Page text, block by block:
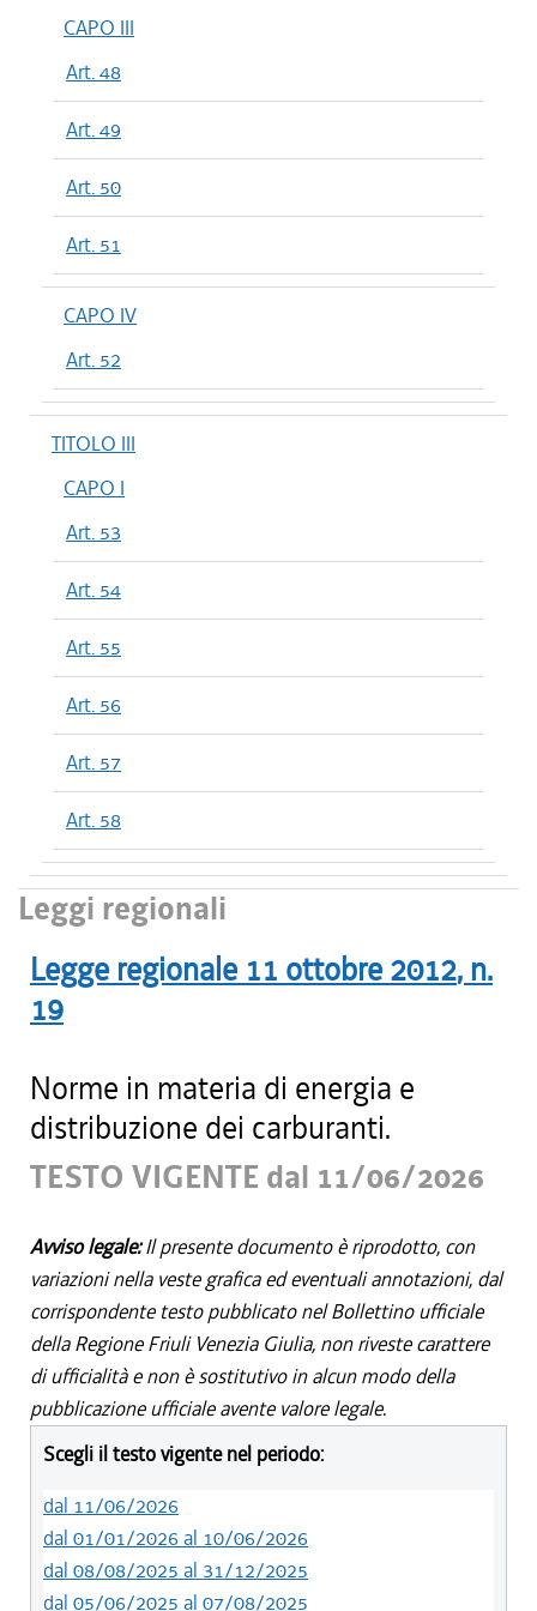
CAPO III
Art. 48
Art. 49
Art. 50
Art. 51
CAPO IV
Art. 52
TITOLO III
CAPO I
Art. 53
Art. 54
Art. 55
Art. 56
Art. 57
Art. 58
Leggi regionali
Legge regionale 11 ottobre 2012, n.
19
Norme in materia di energia e
distribuzione dei carburanti.
TESTO VIGENTE dal 11/06/2026
Avviso legale:Il presente documento è riprodotto, con
variazioni nella veste grafica ed eventuali annotazioni, dal
corrispondente testo pubblicato nel Bollettino ufficiale
della Regione Friuli Venezia Giulia, non riveste carattere
di ufficialità e non è sostitutivo in alcun modo della
pubblicazione ufficiale avente valore legale.
Scegli il testo vigente nel periodo:
dal 11/06/2026
dal 01/01/2026 al 10/06/2026
dal 08/08/2025 al 31/12/2025
dal 05/06/2025 al 07/08/2025